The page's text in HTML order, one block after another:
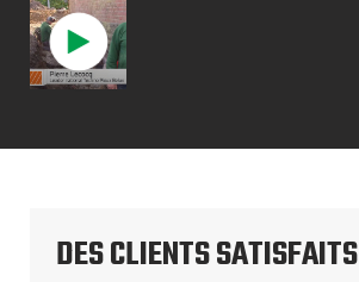
DES CLIENTS SATISFAITS